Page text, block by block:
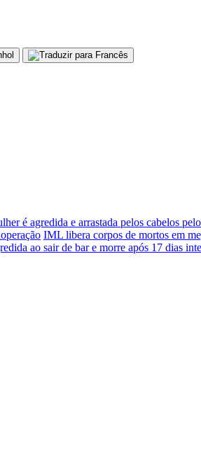
é agredida e arrastada pelos cabelos
IML libera corpos de mortos em
ao sair de bar e morre após 17 dias